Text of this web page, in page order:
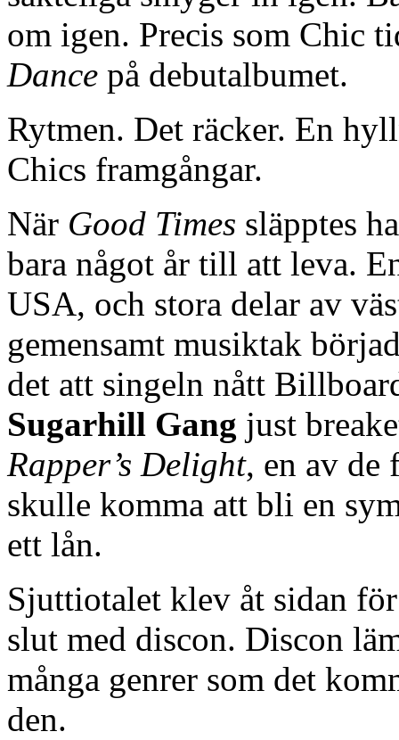
om igen. Precis som Chic
Dance på debutalbumet.
Rytmen. Det räcker. En
Chics framgångar.
När Good Times släpptes
bara något år till att leva.
USA, och stora delar av
gemensamt musiktak
det att singeln nått
Sugarhill Gang just
Rapper’s Delight, en av de
skulle komma att bli en
ett lån.
Sjuttiotalet klev åt sidan
slut med discon. Discon
många genrer som det
den.